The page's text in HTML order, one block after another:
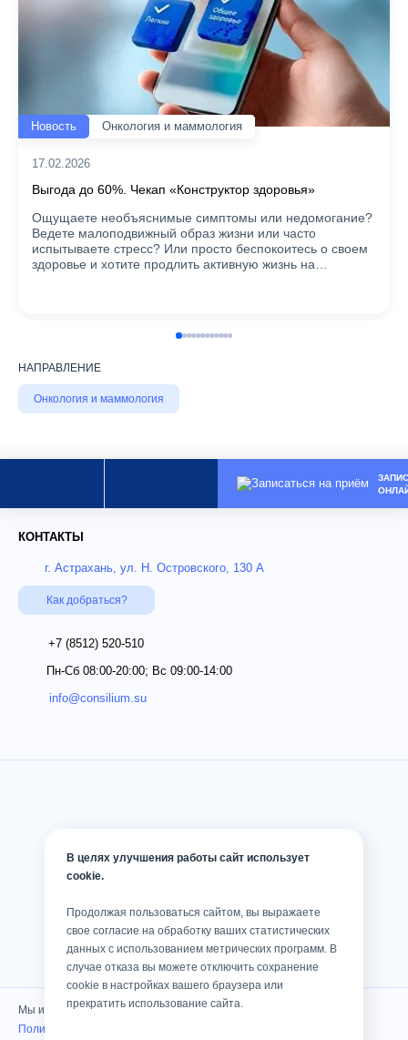
Новость Онкология и маммология
17.02.2026
Выгода до 60%. Чекап «Конструктор здоровья»
Ощущаете необъяснимые симптомы или недомогание?
Ведете малоподвижный образ жизни или часто
испытываете стресс? Или просто беспокоитесь о своем
здоровье и хотите продлить активную жизнь на…
НАПРАВЛЕНИЕ
Онкология и маммология
КОНТАКТЫ
г. Астрахань, ул. Н. Островского, 130 А
Как добраться?
+7 (8512) 520-510
Пн-Сб 08:00-20:00; Вс 09:00-14:00
info@consilium.su
Мы используем cookies
Политика конфиденциальности
В целях улучшения работы сайт использует
cookie.
Продолжая пользоваться сайтом, вы выражаете
свое согласие на обработку ваших статистических
данных с использованием метрических программ. В
случае отказа вы можете отключить сохранение
cookie в настройках вашего браузера или
прекратить использование сайта.